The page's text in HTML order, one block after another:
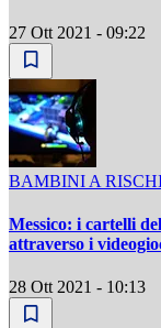
27 Ott 2021 - 09:22
BAMBINI A
Messico: i cartelli
attraverso i
28 Ott 2021 - 10:13